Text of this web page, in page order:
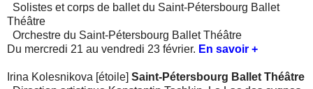
Solistes et corps de ballet du Saint-Pétersbourg Ballet
Théâtre
Orchestre du Saint-Pétersbourg Ballet Théâtre
Du mercredi 21 au vendredi 23 février. En savoir +
Irina Kolesnikova [étoile] Saint-Pétersbourg Ballet Théâtre